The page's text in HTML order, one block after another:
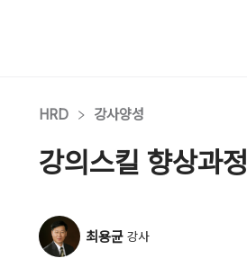
HRD 강사양성
강의스킬 향상과정
최용균 강사